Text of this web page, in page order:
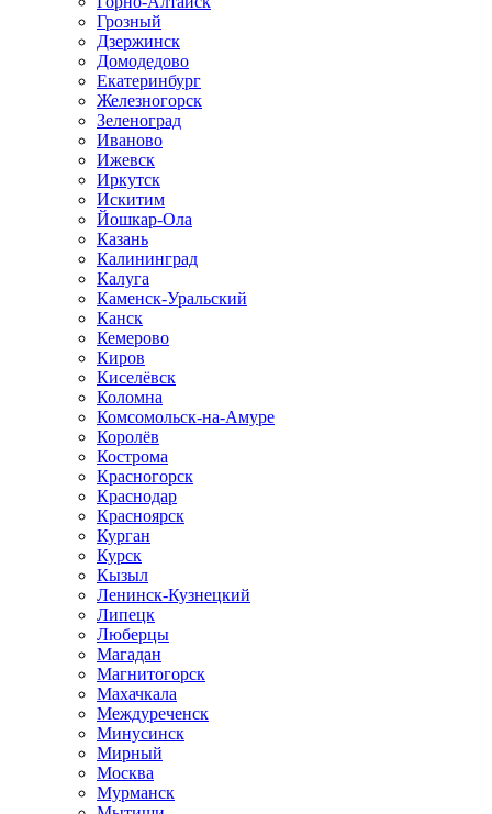
Грозный
Дзержинск
Домодедово
Екатеринбург
Железногорск
Зеленоград
Иваново
Ижевск
Иркутск
Искитим
Йошкар-Ола
Казань
Калининград
Калуга
Каменск-Уральский
Канск
Кемерово
Киров
Киселёвск
Коломна
Комсомольск-на-Амуре
Королёв
Кострома
Красногорск
Краснодар
Красноярск
Курган
Курск
Кызыл
Ленинск-Кузнецкий
Липецк
Люберцы
Магадан
Магнитогорск
Махачкала
Междуреченск
Минусинск
Мирный
Москва
Мурманск